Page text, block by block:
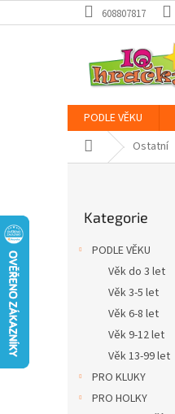
na
608807817
PODLE VĚKU
Domů Ostatní
kategorie
Kategorie
PODLE VĚKU
Věk do 3 let
Věk 3-5 let
Věk 6-8 let
Věk 9-12 let
Věk 13-99 let
PRO KLUKY
PRO HOLKY